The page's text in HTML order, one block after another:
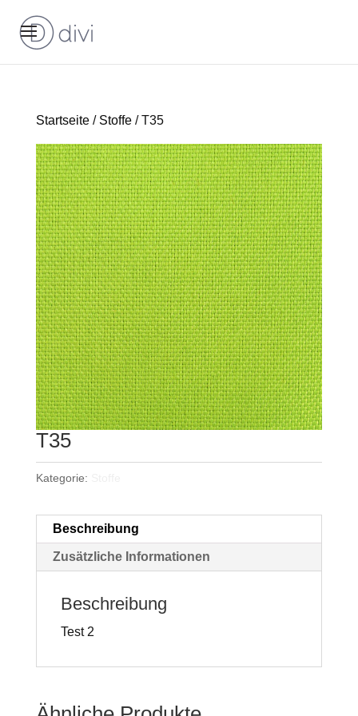
Startseite/ Stoffe/ T35
T35
Kategorie:
Beschreibung
Zusätzliche Informationen
Beschreibung
Test 2